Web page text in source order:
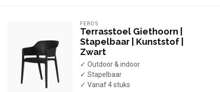
FEROS
Terrasstoel Giethoorn |
Stapelbaar | Kunststof |
Zwart
✓ Outdoor & indoor
✓ Stapelbaar
✓ Vanaf 4 stuks